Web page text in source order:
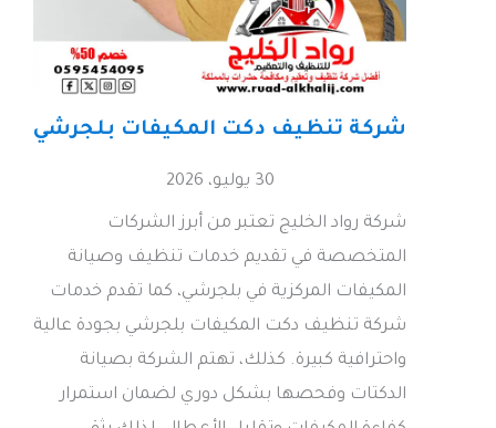
شركة تنظيف دكت المكيفات بلجرشي
30 يوليو، 2026
شركة رواد الخليج تعتبر من أبرز الشركات
المتخصصة في تقديم خدمات تنظيف وصيانة
المكيفات المركزية في بلجرشي، كما تقدم خدمات
شركة تنظيف دكت المكيفات بلجرشي بجودة عالية
واحترافية كبيرة. كذلك، تهتم الشركة بصيانة
الدكتات وفحصها بشكل دوري لضمان استمرار